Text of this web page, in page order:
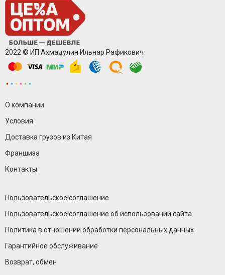
2022 © ИП Ахмадулин Ильнар Рафикович
О компании
Условия
Доставка грузов из Китая
Франшиза
Контакты
Пользовательское соглашение
Пользовательское соглашение об использовании сайта
Политика в отношении обработки персональных данных
Гарантийное обслуживание
Возврат, обмен